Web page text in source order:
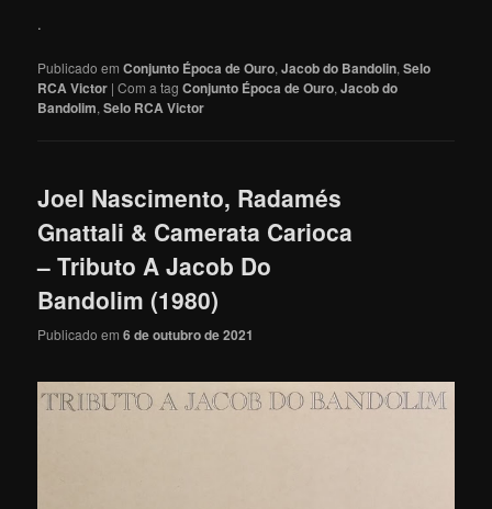
.
Publicado em Conjunto Época de Ouro,Jacob do Bandolin,Selo
RCA Victor |Com a tagConjunto Época de Ouro,Jacob do
Bandolim,Selo RCA Victor
Joel Nascimento, Radamés
Gnattali & Camerata Carioca
– Tributo A Jacob Do
Bandolim (1980)
Publicado em6 de outubro de 2021